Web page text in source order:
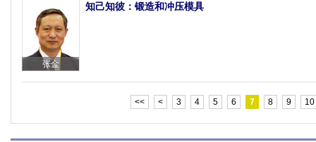
张金
知己知彼：锻造和冲压模具
<< < 3 4 5 6 7 8 9 10